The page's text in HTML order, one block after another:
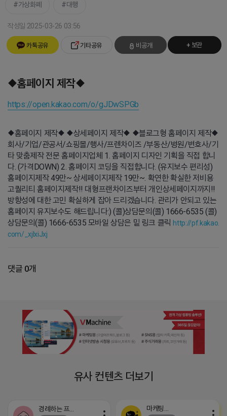
가상화폐 대행
작성일 2025-03-26 03:56
카톡공유 기타공유 비공개 + 보관
◆홈페이지 제작◆
https://open.kakao.com/o/gJDwSPGb
◆홈페이지 제작◆ ◆상세페이지 제작◆ ◆블로그형 홈페이지 제작◆
회사/기업/관공서/쇼핑몰/행사/프렌차이즈 /부동산/병원/변호사/기
타 맞춤제작 전문 홈페이지업체 1. 홈페이지 디자인 기획을 직접 합니
다. (가격DOWN) 2. 홈페이지 코딩을 직접합니다. (유지보수 편리성)
홈페이지제작 49만~ 상세페이지제작 19만~. 확연한 확실한 저비용
고퀄리티 홈페이지제작!! 대형프랜차이즈부터 개인상세페이지까지!!
방향성에 대한 고민 확실하게 잡아 드리겠습니다. 관리가 안되고 있는
홈페이지 유지보수도 해드립니다:) (콜)상담문의(콜) 1666-6535 (콜)
상담문의(콜) 1666-6535 모바일 상담은 밑 링크 클릭http://pf.kakao.
com/_xjIxiJxj
댓글 0개
유사 컨텐츠 더보기
경례하는 프로도